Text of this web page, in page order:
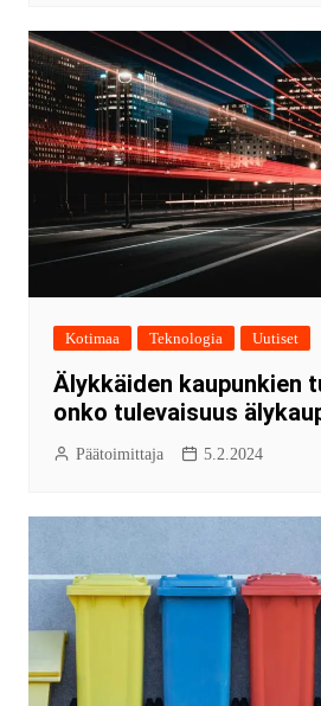
Kotimaa Teknologia Uutiset
Älykkäiden kaupunkien
onko tulevaisuus
Päätoimittaja 5.2.2024